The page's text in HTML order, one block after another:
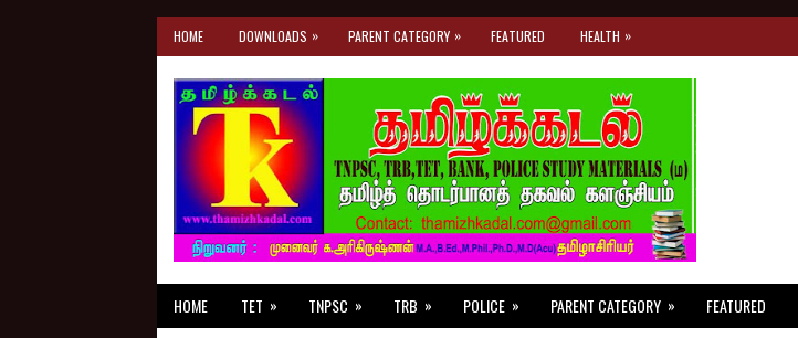
HOME DOWNLOADS » PARENT CATEGORY » FEATURED HEALTH »
HOME TET » TNPSC » TRB » POLICE » PARENT CATEGORY » FEATURED